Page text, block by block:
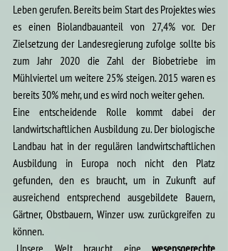
Leben gerufen. Bereits beim Start des Projektes wies
es einen Biolandbauanteil von 27,4% vor. Der
Zielsetzung der Landesregierung zufolge sollte bis
zum Jahr 2020 die Zahl der Biobetriebe im
Mühlviertel um weitere 25% steigen. 2015 waren es
bereits 30% mehr, und es wird noch weiter gehen.
Eine entscheidende Rolle kommt dabei der
landwirtschaftlichen Ausbildung zu. Der biologische
Landbau hat in der regulären landwirtschaftlichen
Ausbildung in Europa noch nicht den Platz
gefunden, den es braucht, um in Zukunft auf
ausreichend entsprechend ausgebildete Bauern,
Gärtner, Obstbauern, Winzer usw. zurückgreifen zu
können.
„Unsere Welt braucht eine wesensgerechte